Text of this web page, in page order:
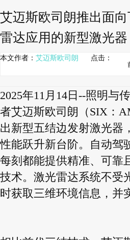
艾迈斯欧司朗推出面
雷达应用的新型激光器
本文作者： 艾迈斯欧司朗 点击：
2025年11月14日--照明与
者艾迈斯欧司朗（SIX：
出新型五结边发射激光器
性能跃升新台阶。自动驾
每刻都能提供精准、可靠
技术。激光雷达系统不受
时获取三维环境信息，并